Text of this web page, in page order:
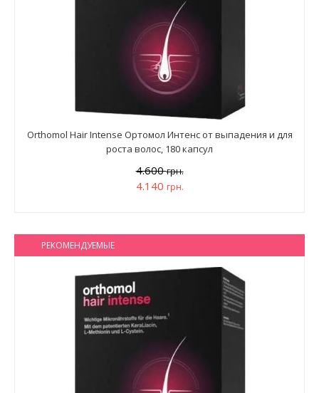
Orthomol Hair Intense Ортомол Интенс от выпадения и для
роста волос, 180 капсул
4.600грн.
4.140 грн.
РЕКОМЕНДУЕМЫЕ